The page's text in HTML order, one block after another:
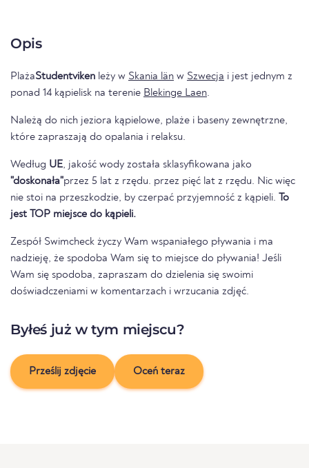
Opis
PlażaStudentviken leży w Skania län w Szwecja i jest jednym z
ponad 14 kąpielisk na terenie Blekinge Laen.
Należą do nich jeziora kąpielowe, plaże i baseny zewnętrzne,
które zapraszają do opalania i relaksu.
Według UE, jakość wody została sklasyfikowana jako
"doskonała"przez 5 lat z rzędu. przez pięć lat z rzędu. Nic więc
nie stoi na przeszkodzie, by czerpać przyjemność z kąpieli. To
jest TOP miejsce do kąpieli.
Zespół Swimcheck życzy Wam wspaniałego pływania i ma
nadzieję, że spodoba Wam się to miejsce do pływania! Jeśli
Wam się spodoba, zapraszam do dzielenia się swoimi
doświadczeniami w komentarzach i wrzucania zdjęć.
Byłeś już w tym miejscu?
Prześlij zdjęcie Oceń teraz